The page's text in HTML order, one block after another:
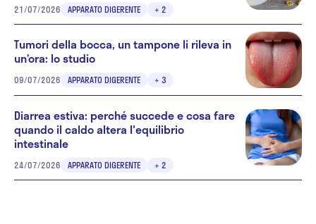
21/07/2026 APPARATO DIGERENTE + 2
Tumori della bocca, un tampone li rileva in
un’ora: lo studio
09/07/2026 APPARATO DIGERENTE + 3
Diarrea estiva: perché succede e cosa fare
quando il caldo altera l'equilibrio
intestinale
24/07/2026 APPARATO DIGERENTE + 2